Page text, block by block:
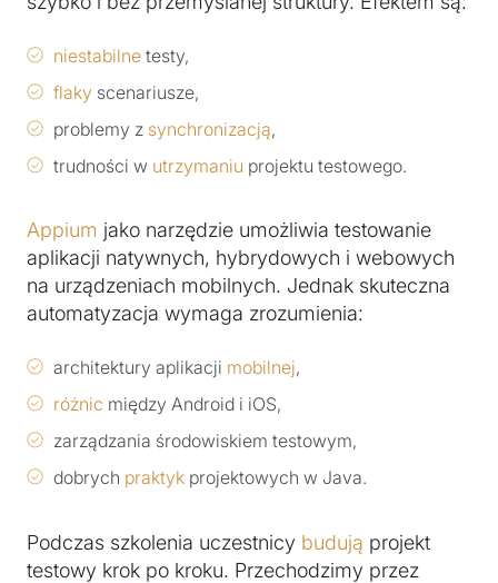
niestabilne testy,
flaky scenariusze,
problemy z synchronizacją,
trudności w utrzymaniu projektu testowego.
Appium jako narzędzie umożliwia testowanie
aplikacji natywnych, hybrydowych i webowych
na urządzeniach mobilnych. Jednak skuteczna
automatyzacja wymaga zrozumienia:
architektury aplikacji mobilnej,
różnic między Android i iOS,
zarządzania środowiskiem testowym,
dobrych praktyk projektowych w Java.
Podczas szkolenia uczestnicy budują projekt
testowy krok po kroku. Przechodzimy przez